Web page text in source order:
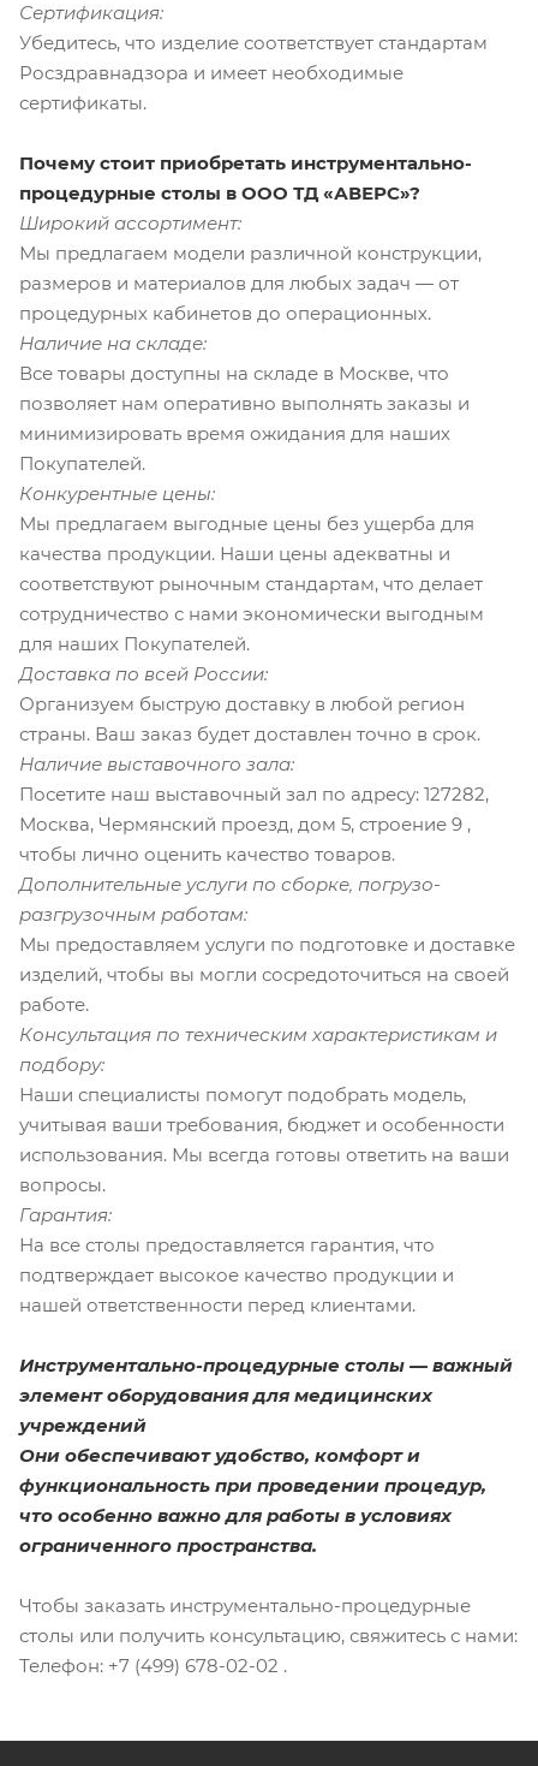
Сертификация:
Убедитесь, что изделие соответствует стандартам
Росздравнадзора и имеет необходимые
сертификаты.
Почему стоит приобретать инструментально-
процедурные столы в ООО ТД «АВЕРС»?
Широкий ассортимент:
Мы предлагаем модели различной конструкции,
размеров и материалов для любых задач — от
процедурных кабинетов до операционных.
Наличие на складе:
Все товары доступны на складе в Москве, что
позволяет нам оперативно выполнять заказы и
минимизировать время ожидания для наших
Покупателей.
Конкурентные цены:
Мы предлагаем выгодные цены без ущерба для
качества продукции. Наши цены адекватны и
соответствуют рыночным стандартам, что делает
сотрудничество с нами экономически выгодным
для наших Покупателей.
Доставка по всей России:
Организуем быструю доставку в любой регион
страны. Ваш заказ будет доставлен точно в срок.
Наличие выставочного зала:
Посетите наш выставочный зал по адресу: 127282,
Москва, Чермянский проезд, дом 5, строение 9 ,
чтобы лично оценить качество товаров.
Дополнительные услуги по сборке, погрузо-
разгрузочным работам:
Мы предоставляем услуги по подготовке и доставке
изделий, чтобы вы могли сосредоточиться на своей
работе.
Консультация по техническим характеристикам и
подбору:
Наши специалисты помогут подобрать модель,
учитывая ваши требования, бюджет и особенности
использования. Мы всегда готовы ответить на ваши
вопросы.
Гарантия:
На все столы предоставляется гарантия, что
подтверждает высокое качество продукции и
нашей ответственности перед клиентами.
Инструментально-процедурные столы — важный
элемент оборудования для медицинских
учреждений
Они обеспечивают удобство, комфорт и
функциональность при проведении процедур,
что особенно важно для работы в условиях
ограниченного пространства.
Чтобы заказать инструментально-процедурные
столы или получить консультацию, свяжитесь с нами:
Телефон: +7 (499) 678-02-02 .